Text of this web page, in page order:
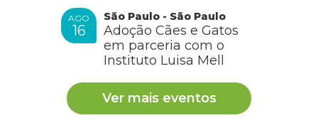
AGO
16
São Paulo - São Paulo
Adoção Cães e Gatos
em parceria com o
Instituto Luisa Mell
Ver mais eventos